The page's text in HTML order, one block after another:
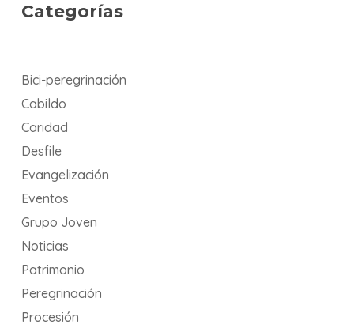
Categorías
Bici-peregrinación
Cabildo
Caridad
Desfile
Evangelización
Eventos
Grupo Joven
Noticias
Patrimonio
Peregrinación
Procesión